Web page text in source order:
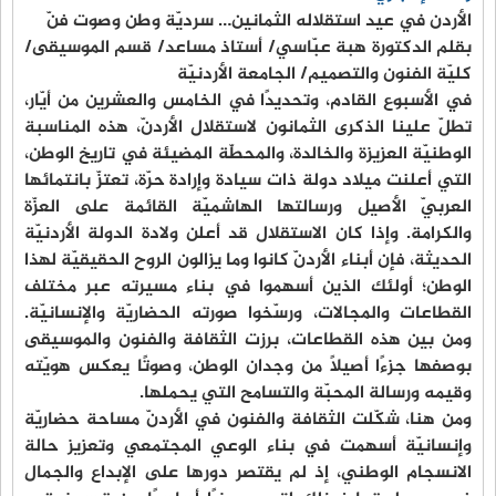
الأردن في عيد استقلاله الثمانين… سرديّة وطن وصوت فنّ
بقلم الدكتورة هبة عبّاسي/ أستاذ مساعد/ قسم الموسيقى/
كليّة الفنون والتصميم/ الجامعة الأردنيّة
في الأسبوع القادم، وتحديدًا في الخامس والعشرين من أيّار،
تطلّ علينا الذكرى الثمانون لاستقلال الأردنّ، هذه المناسبة
الوطنيّة العزيزة والخالدة، والمحطّة المضيئة في تاريخ الوطن،
التي أعلنت ميلاد دولة ذات سيادة وإرادة حرّة، تعتزّ بانتمائها
العربيّ الأصيل ورسالتها الهاشميّة القائمة على العزّة
والكرامة. وإذا كان الاستقلال قد أعلن ولادة الدولة الأردنيّة
الحديثة، فإن أبناء الأردنّ كانوا وما يزالون الروح الحقيقيّة لهذا
الوطن؛ أولئك الذين أسهموا في بناء مسيرته عبر مختلف
القطاعات والمجالات، ورسّخوا صورته الحضاريّة والإنسانيّة.
ومن بين هذه القطاعات، برزت الثقافة والفنون والموسيقى
بوصفها جزءًا أصيلًا من وجدان الوطن، وصوتًا يعكس هويّته
وقيمه ورسالة المحبّة والتسامح التي يحملها.
ومن هنا، شكّلت الثقافة والفنون في الأردنّ مساحة حضاريّة
وإنسانيّة أسهمت في بناء الوعي المجتمعي وتعزيز حالة
الانسجام الوطني، إذ لم يقتصر دورها على الإبداع والجمال